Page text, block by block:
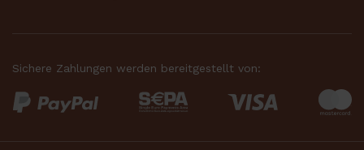
Sichere Zahlungen werden bereitgestellt von: